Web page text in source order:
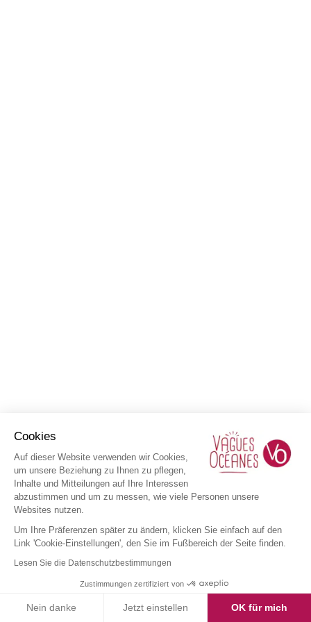
Cookies
Auf dieser Website verwenden wir Cookies,
um unsere Beziehung zu Ihnen zu pflegen,
Inhalte und Mitteilungen auf Ihre Interessen
abzustimmen und um zu messen, wie viele Personen unsere
Websites nutzen.
Um Ihre Präferenzen später zu ändern, klicken Sie einfach auf den
Link 'Cookie-Einstellungen', den Sie im Fußbereich der Seite finden.
Lesen Sie die Datenschutzbestimmungen
Zustimmungen zertifiziert von
Nein danke Jetzt einstellen OK für mich